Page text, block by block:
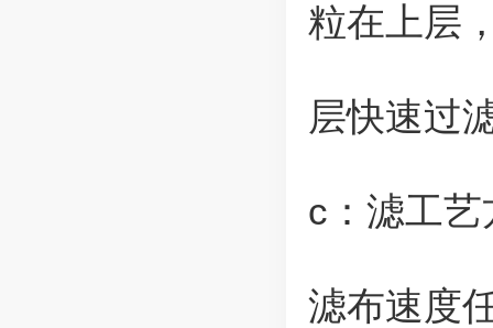
粒在上层
层快速过
c：滤工
滤布速度